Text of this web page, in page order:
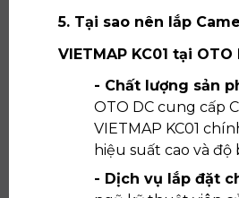
5. Tại sao nên lắp
VIETMAP KC01 tại OTO
- Chất lượng sản
OTO DC cung cấp
VIETMAP KC01
hiệu suất cao và độ
- Dịch vụ lắp đặt